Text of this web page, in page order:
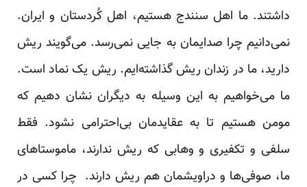
داشتند. ما اهل سنندج هستیم، اهل کُردستان و ایران.
نمی‌دانیم چرا صدایمان به جایی نمی‌رسد. می‌گویند ریش
دارید، ما در زندان ریش گذاشته‌ایم. ریش یک نماد است.
ما می‌خواهیم به این وسیله به دیگران نشان دهیم که
مومن هستیم تا به عقایدمان بی‌احترامی نشود. فقط
سلفی و تکفیری و وهابی که ریش ندارند، ماموستاهای
ما، صوفی‌ها و دراویشمان هم ریش دارند. چرا کسی در